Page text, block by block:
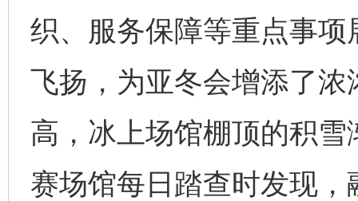
织、服务保障等重点事
飞扬，为亚冬会增添了
高，冰上场馆棚顶的积
赛场馆每日踏查时发现